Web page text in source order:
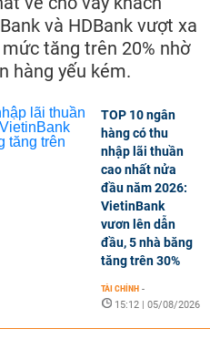
và HDBank vượt xa
tăng trên 20% nhờ
hàng yếu kém.
TOP 10 ngân
hàng có thu
nhập lãi thuần
cao nhất nửa
đầu năm 2026:
VietinBank
vươn lên dẫn
đầu, 5 nhà băng
tăng trên 30%
TÀI CHÍNH -
15:12 | 05/08/2026